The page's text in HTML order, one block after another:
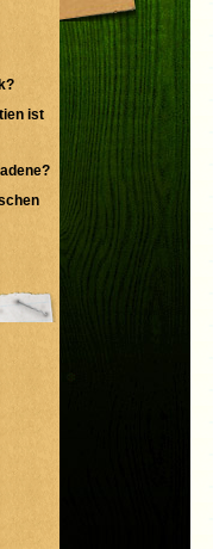
ist